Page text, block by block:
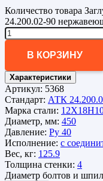
Количество товара
24.200.02-90
В КОРЗИНУ
Характеристики
Артикул: 5368
Стандарт: АТК
Марка стали:
Диаметр, мм: 450
Давление: Ру 40
Исполнение: с
Вес, кг: 125.9
Толщина стенки: 4
Диаметр болтов и